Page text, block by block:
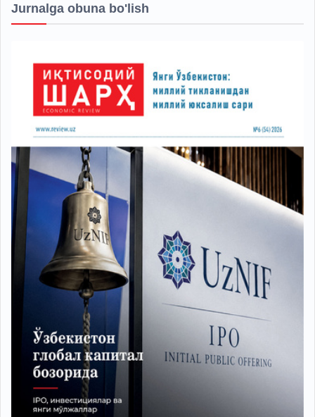
Jurnalga obuna bo'lish